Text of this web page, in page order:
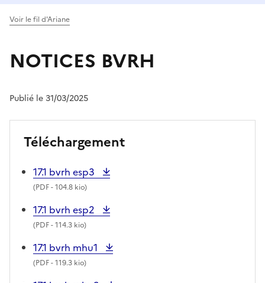
Voir le fil d'Ariane
NOTICES BVRH
Publié le 31/03/2025
Téléchargement
17.1 bvrh esp3
(PDF- 104.8 kio)
17.1 bvrh esp2
(PDF- 114.3 kio)
17.1 bvrh mhu1
(PDF- 119.3 kio)